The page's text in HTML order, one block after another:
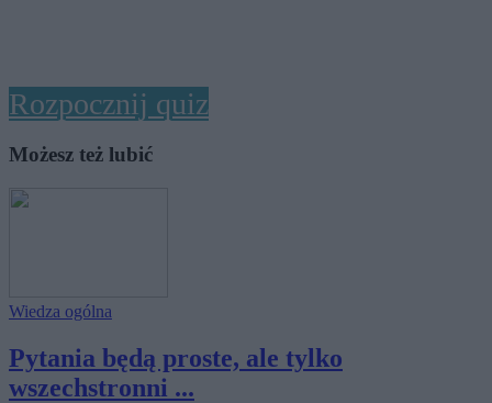
Rozpocznij quiz
Możesz też lubić
Wiedza ogólna
Pytania będą proste, ale tylko
wszechstronni ...